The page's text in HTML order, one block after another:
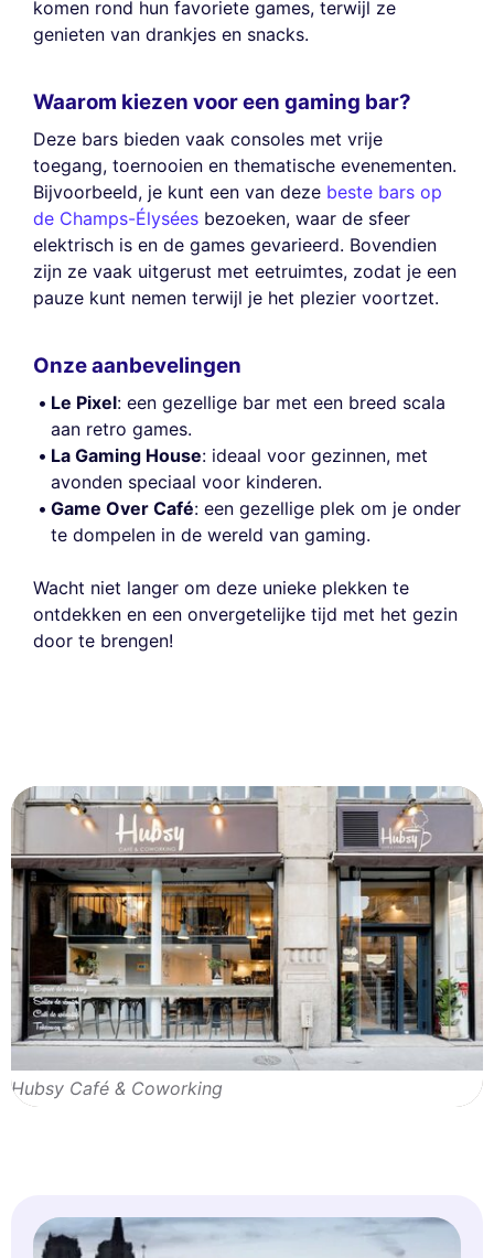
komen rond hun favoriete games, terwijl ze
genieten van drankjes en snacks.
Waarom kiezen voor een gaming bar?
Deze bars bieden vaak consoles met vrije
toegang, toernooien en thematische evenementen.
Bijvoorbeeld, je kunt een van deze beste bars op
de Champs-Élysées bezoeken, waar de sfeer
elektrisch is en de games gevarieerd. Bovendien
zijn ze vaak uitgerust met eetruimtes, zodat je een
pauze kunt nemen terwijl je het plezier voortzet.
Onze aanbevelingen
Le Pixel: een gezellige bar met een breed scala
aan retro games.
La Gaming House: ideaal voor gezinnen, met
avonden speciaal voor kinderen.
Game Over Café: een gezellige plek om je onder
te dompelen in de wereld van gaming.
Wacht niet langer om deze unieke plekken te
ontdekken en een onvergetelijke tijd met het gezin
door te brengen!
Hubsy Café & Coworking